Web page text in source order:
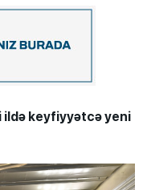
ildə keyfiyyətcə yeni